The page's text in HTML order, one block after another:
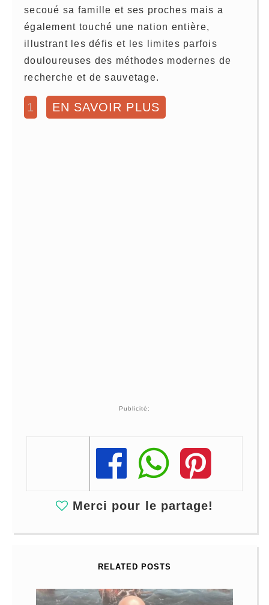
secoué sa famille et ses proches mais a
également touché une nation entière,
illustrant les défis et les limites parfois
douloureuses des méthodes modernes de
recherche et de sauvetage.
1 EN SAVOIR PLUS
Publicité:
Share
Share
Share
Merci pour le partage!
RELATED POSTS